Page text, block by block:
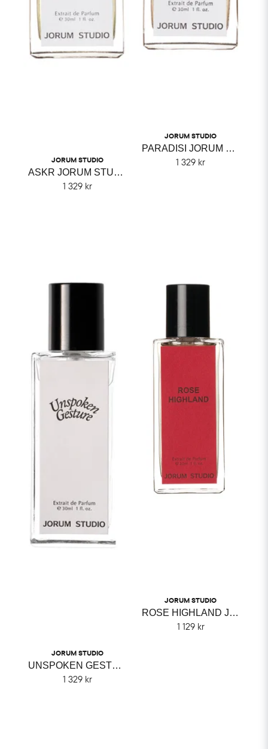
JORUM STUDIO
ASKR JORUM STUDIO
1 329 kr
JORUM STUDIO
PARADISI JORUM STUDIO
1 329 kr
JORUM STUDIO
UNSPOKEN GESTURE JORUM STUDIO
1 329 kr
JORUM STUDIO
ROSE HIGHLAND JORUM STUDIO
1 129 kr